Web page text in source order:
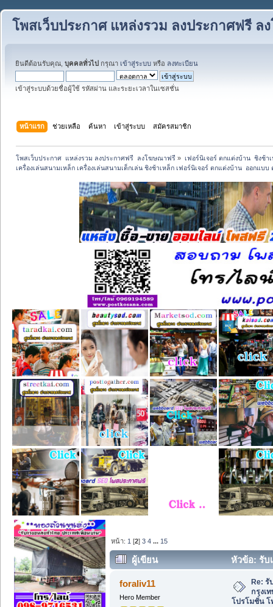
โพสเว็บประกาศ แหล่งรวม ลงประกาศฟรี
ยินดีต้อนรับคุณ, บุคคลทั่วไป กรุณา เข้าสู่ระบบ หรือ ลงทะเบียน
เข้าสู่ระบบด้วยชื่อผู้ใช้ รหัสผ่าน และระยะเวลาในเซสชั่น
หน้าแรก ช่วยเหลือ ค้นหา เข้าสู่ระบบ สมัครสมาชิก
โพสเว็บประกาศ  แหล่งรวม ลงประกาศฟรี  ลงโฆษณาฟรี » เฟอร์นิเจอร์ ตกแต่งบ้าน  ชิงช้า
เครื่องเล่นสนามเหล็ก เครื่องเล่นสนามเด็กเล่น ชิงช้าเหล็ก เฟอร์นิเจอร์ ตกแต่งบ้าน  ออกแบ
หน้า: 1 [2]3 4 ... 15
ผู้เขียน
หัวข้อ: รับ
โมชั่น โทร 089-2061016. (อ่าน 18166
foraliv11
Hero Member
Re: รั
กรุงเ
โปรโมชั่น โ